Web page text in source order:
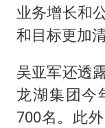
业务增长和
和目标更加清
吴亚军还透
龙湖集团今
700名。此